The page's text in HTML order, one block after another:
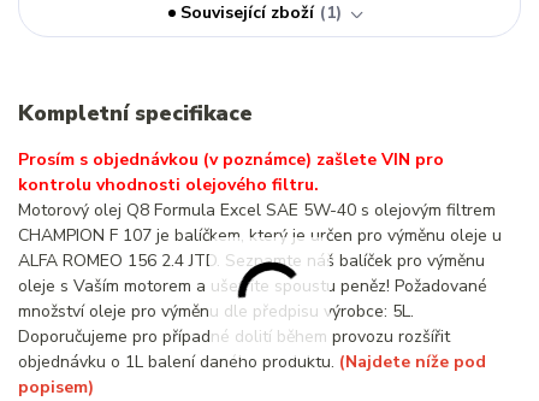
Související zboží
1
Kompletní specifikace
Prosím s objednávkou (v poznámce) zašlete VIN pro
kontrolu vhodnosti olejového filtru.
Motorový olej Q8 Formula Excel SAE 5W-40 s olejovým filtrem
CHAMPION F 107 je balíčkem, který je určen pro výměnu oleje u
ALFA ROMEO 156 2.4 JTD. Seznamte náš balíček pro výměnu
oleje s Vaším motorem a ušetříte spoustu peněz! Požadované
množství oleje pro výměnu dle předpisu výrobce: 5L.
Doporučujeme pro případné dolití během provozu rozšířit
objednávku o 1L balení daného produktu. (Najdete níže pod
popisem)